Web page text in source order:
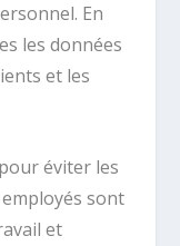
En
les données
et les
éviter les
sont
et